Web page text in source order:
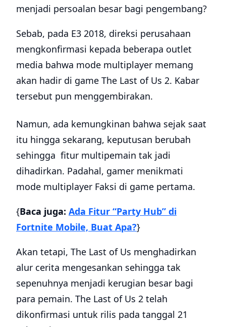
menjadi persoalan besar bagi pengembang?
Sebab, pada E3 2018, direksi perusahaan
mengkonfirmasi kepada beberapa outlet
media bahwa mode multiplayer memang
akan hadir di game The Last of Us 2. Kabar
tersebut pun menggembirakan.
Namun, ada kemungkinan bahwa sejak saat
itu hingga sekarang, keputusan berubah
sehingga fitur multipemain tak jadi
dihadirkan. Padahal, gamer menikmati
mode multiplayer Faksi di game pertama.
{Baca juga: Ada Fitur “Party Hub” di
Fortnite Mobile, Buat Apa?}
Akan tetapi, The Last of Us menghadirkan
alur cerita mengesankan sehingga tak
sepenuhnya menjadi kerugian besar bagi
para pemain. The Last of Us 2 telah
dikonfirmasi untuk rilis pada tanggal 21